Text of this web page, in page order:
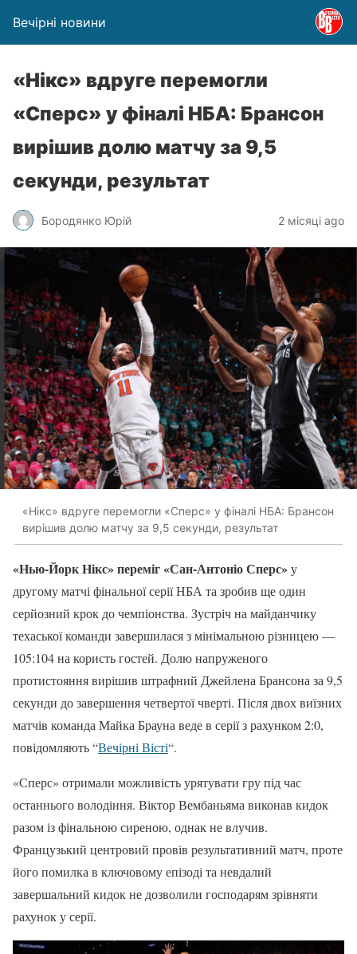
Вечірні новини
«Нікс» вдруге перемогли
«Сперс» у фіналі НБА: Брансон
вирішив долю матчу за 9,5
секунди, результат
Бородянко Юрій 2 місяці ago
«Нікс» вдруге перемогли «Сперс» у фіналі НБА: Брансон
вирішив долю матчу за 9,5 секунди, результат
«Нью-Йорк Нікс» переміг «Сан-Антоніо Сперс»у
другому матчі фінальної серії НБА та зробив ще один
серйозний крок до чемпіонства. Зустріч на майданчику
техаської команди завершилася з мінімальною різницею —
105:104 на користь гостей. Долю напруженого
протистояння вирішив штрафний Джейлена Брансона за 9,5
секунди до завершення четвертої чверті. Після двох виїзних
матчів команда Майка Брауна веде в серії з рахунком 2:0,
повідомляють “Вечірні Вісті“.
«Сперс» отримали можливість урятувати гру під час
останнього володіння. Віктор Вембаньяма виконав кидок
разом із фінальною сиреною, однак не влучив.
Французький центровий провів результативний матч, проте
його помилка в ключовому епізоді та невдалий
завершальний кидок не дозволили господарям зрівняти
рахунок у серії.